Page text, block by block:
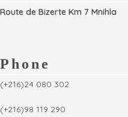
Route de Bizerte Km 7 Mnihla
Phone
(+216)24 080 302
(+216)98 119 290